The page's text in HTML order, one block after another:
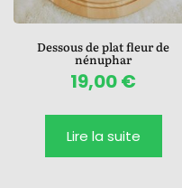
Dessous de plat fleur de
nénuphar
19,00€
Lire la suite